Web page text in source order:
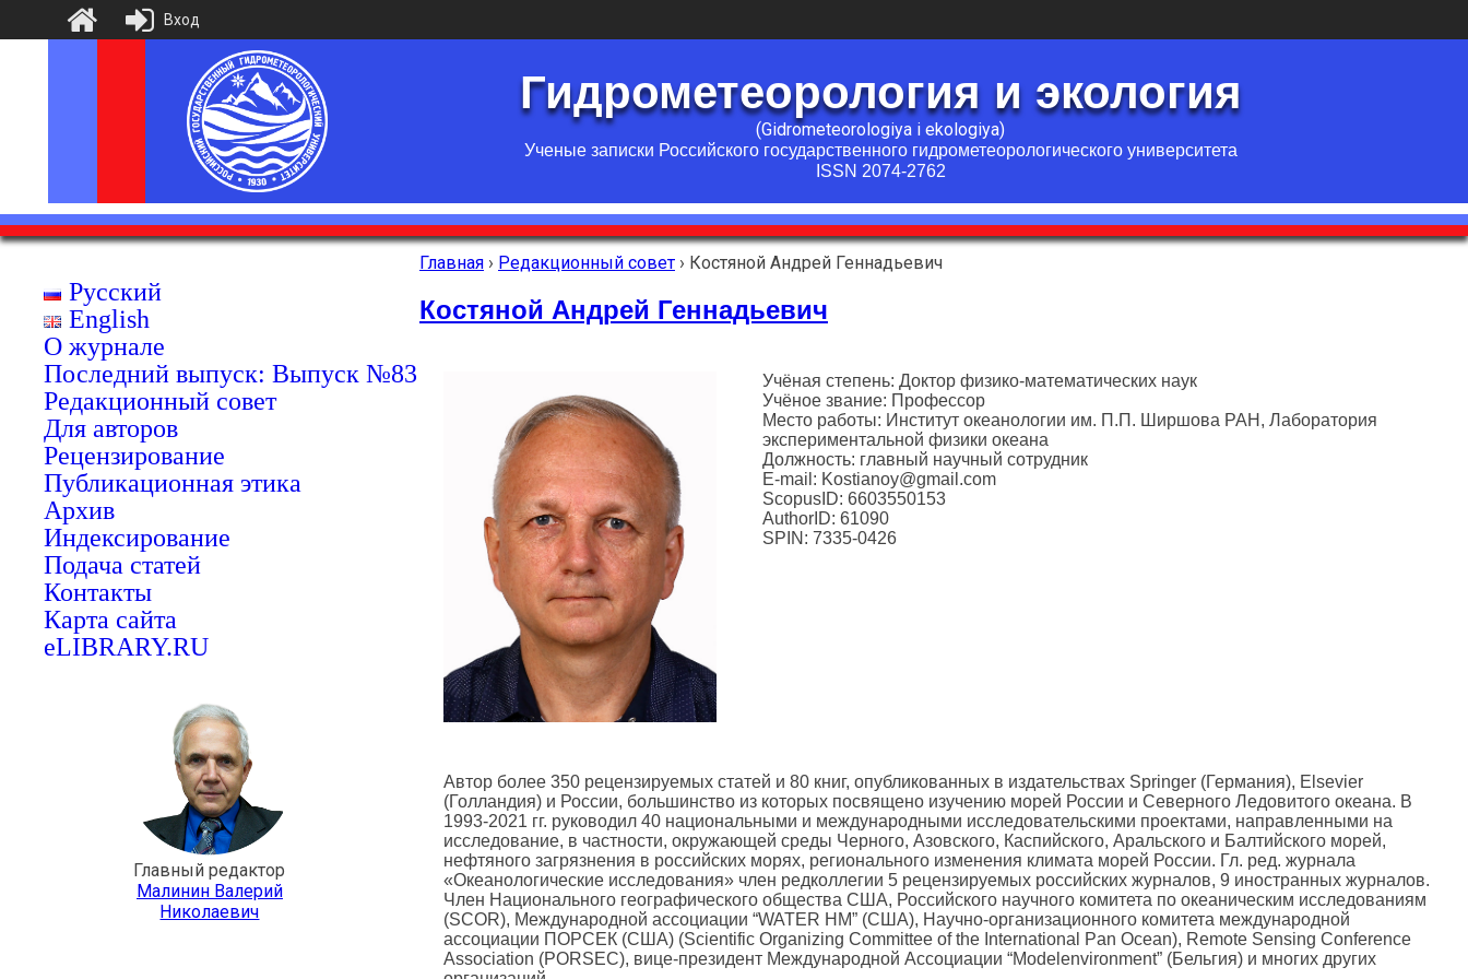
Гидрометеорология и экология
(Gidrometeorologiya i ekologiya)
Ученые записки Российского государственного гидрометеорологического университета
ISSN 2074-2762
Русский
English
О журнале
Последний выпуск: Выпуск №83
Редакционный совет
Для авторов
Рецензирование
Публикационная этика
Архив
Индексирование
Подача статей
Контакты
Карта сайта
eLIBRARY.RU
Главный редактор
Малинин Валерий
Николаевич
Главная› Редакционный совет› Костяной Андрей Геннадьевич
Костяной Андрей Геннадьевич
Учёная степень: Доктор физико-математических наук
Учёное звание: Профессор
Место работы: Институт океанологии им. П.П. Ширшова РАН, Лаборатория
экспериментальной физики океана
Должность: главный научный сотрудник
E-mail: Kostianoy@gmail.com
ScopusID: 6603550153
AuthorID: 61090
SPIN: 7335-0426
Автор более 350 рецензируемых статей и 80 книг, опубликованных в издательствах Springer (Германия), Elsevier
(Голландия) и России, большинство из которых посвящено изучению морей России и Северного Ледовитого океана. В
1993-2021 гг. руководил 40 национальными и международными исследовательскими проектами, направленными на
исследование, в частности, окружающей среды Черного, Азовского, Каспийского, Аральского и Балтийского морей,
нефтяного загрязнения в российских морях, регионального изменения климата морей России. Гл. ред. журнала
«Океанологические исследования» член редколлегии 5 рецензируемых российских журналов, 9 иностранных журналов.
Член Национального географического общества США, Российского научного комитета по океаническим исследованиям
(SCOR), Международной ассоциации “WATER HM” (США), Научно-организационного комитета международной
ассоциации ПОРСЕК (США) (Scientific Organizing Committee of the International Pan Ocean), Remote Sensing Conference
Association (PORSEC), вице-президент Международной Ассоциации “Modelenvironment” (Бельгия) и многих других
Вход